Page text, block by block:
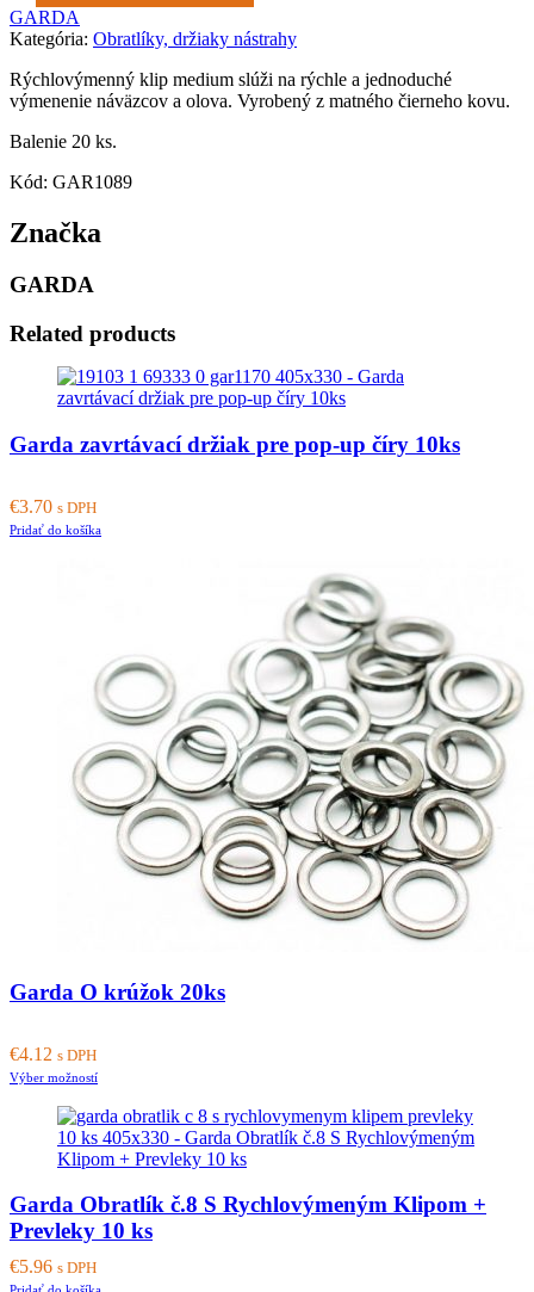
GARDA
Kategória: Obratlíky, držiaky nástrahy
Rýchlovýmenný klip medium slúži na rýchle a jednoduché
výmenenie náväzcov a olova. Vyrobený z matného čierneho kovu.
Balenie 20 ks.
Kód: GAR1089
Značka
GARDA
Related products
Garda zavrtávací držiak pre pop-up číry 10ks
€3.70 s DPH
Pridať do košíka
Garda O krúžok 20ks
€4.12 s DPH
Výber možnostíThis
has
multiple
variants.
options
may
be
Garda Obratlík č.8 S Rychlovýmeným Klipom +
Prevleky 10 ks
€5.96 s DPH